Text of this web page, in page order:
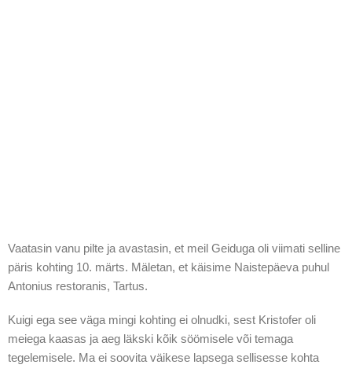
Vaatasin vanu pilte ja avastasin, et meil Geiduga oli viimati selline
päris kohting 10. märts. Mäletan, et käisime Naistepäeva puhul
Antonius restoranis, Tartus.
Kuigi ega see väga mingi kohting ei olnudki, sest Kristofer oli
meiega kaasas ja aeg läkski kõik söömisele või temaga
tegelemisele. Ma ei soovita väikese lapsega sellisesse kohta